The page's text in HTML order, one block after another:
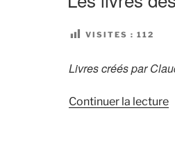
VISITES : 112
Livres créés par
Continuer la lecturede